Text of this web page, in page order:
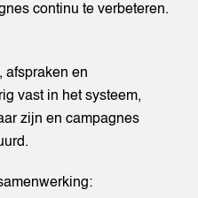
continu te verbeteren.
afspraken en
vast in het systeem,
zijn en campagnes